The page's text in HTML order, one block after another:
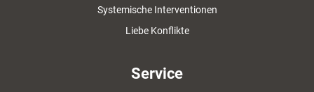
Systemische Interventionen
Liebe Konflikte
Service